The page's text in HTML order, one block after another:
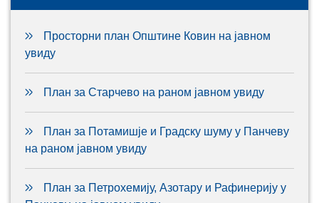
Просторни план Општине Ковин на јавном
увиду
План за Старчево на раном јавном увиду
План за Потамишје и Градску шуму у Панчеву
на раном јавном увиду
План за Петрохемију, Азотару и Рафинерију у